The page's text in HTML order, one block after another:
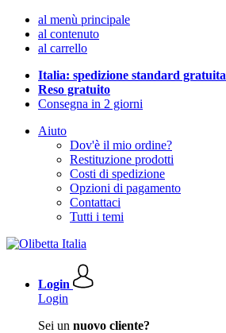
al menù principale
al contenuto
al carrello
Italia: spedizione standard gratuita
Reso gratuito
Consegna in 2 giorni
Aiuto
Dov'è il mio ordine?
Restituzione prodotti
Costi di spedizione
Opzioni di pagamento
Contattaci
Tutti i temi
Login
Login
Sei un nuovo cliente?